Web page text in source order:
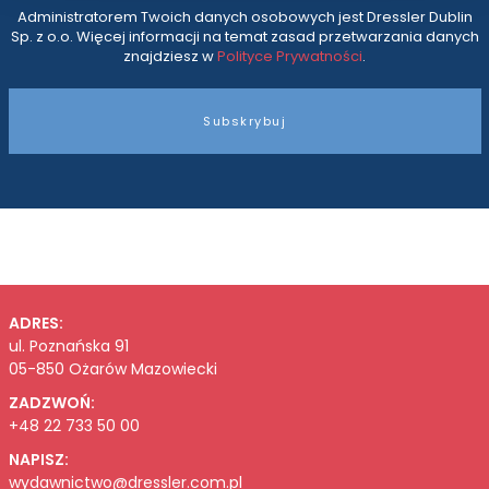
Administratorem Twoich danych osobowych jest Dressler Dublin
Sp. z o.o. Więcej informacji na temat zasad przetwarzania danych
znajdziesz wPolityce Prywatności.
Subskrybuj
ADRES:
ul. Poznańska 91
05-850 Ożarów Mazowiecki
ZADZWOŃ:
+48 22 733 50 00
NAPISZ:
wydawnictwo@dressler.com.pl